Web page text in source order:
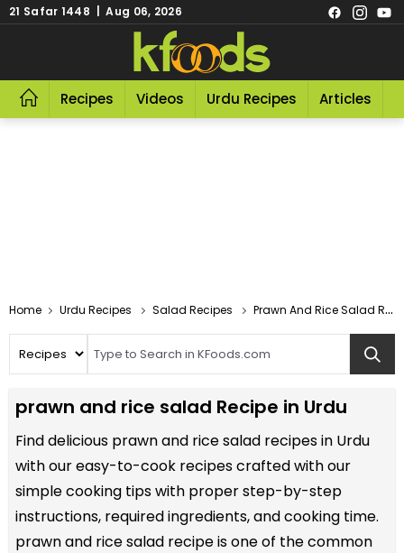
21 Safar 1448 | Aug 06, 2026
Recipes Videos Urdu Recipes Articles
Home Urdu Recipes Salad Recipes Prawn And Rice Salad Recipe In Urdu
prawn and rice salad Recipe in Urdu
Find delicious prawn and rice salad recipes in Urdu
with our easy-to-cook recipes crafted with our
simple cooking tips with proper step-by-step
instructions, required ingredients, and cooking time.
prawn and rice salad recipe is one of the common